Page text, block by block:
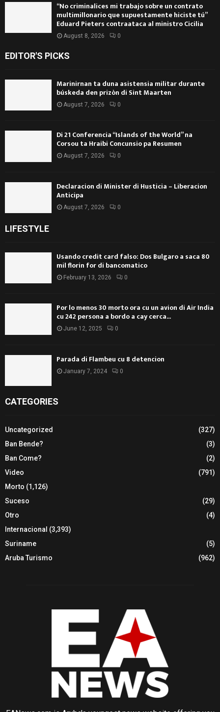
“No criminalices mi trabajo sobre un contrato
multimillonario que supuestamente hiciste tú”
Eduard Pieters contraataca al ministro Cicilia
August 8, 2026 0
EDITOR'S PICKS
Marinirnan ta duna asistensia militar durante
búskeda den prizòn di Sint Maarten
August 7, 2026 0
Di 21 Conferencia “Islands of the World” na
Corsou ta Hraibi Concunsio pa Resumen
August 7, 2026 0
Declaracion di Minister di Husticia – Liberacion
Anticipa
August 7, 2026 0
LIFESTYLE
Usando credit card falso: Dos Bulgaro a saca 80
mil florin for di bancomatico
February 13, 2026 0
Por lo menos 30 morto ora cu un avion di Air India
cu 242 persona a bordo a cay cerca...
June 12, 2025 0
Parada di Flambeu cu 8 detencion
January 7, 2024 0
CATEGORIES
Uncategorized
(327)
Ban Bende?
(3)
Ban Come?
(2)
Video
(791)
Morto (1,126)
Suceso
(29)
Otro
(4)
Internacional (3,393)
Suriname
(5)
Aruba Turismo
(962)